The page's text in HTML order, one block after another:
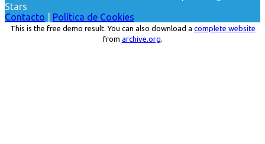
Stars
Contacto
Política de Cookies
This is the free demo result. You can also download a complete website
from archive.org.